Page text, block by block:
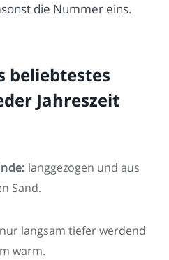
die Nummer eins.
beliebtestes
Jahreszeit
langgezogen und aus
Sand.
nur langsam tiefer werdend
warm.